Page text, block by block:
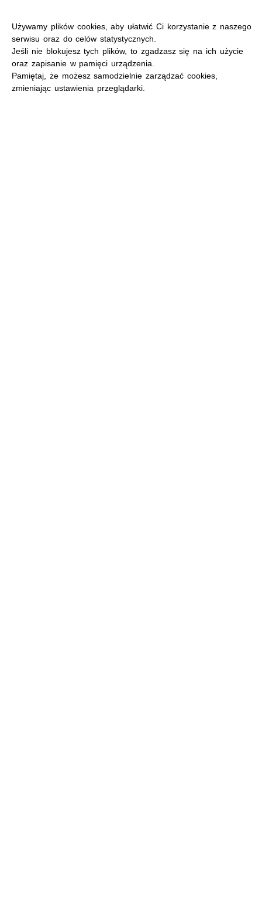
Używamy plików cookies, aby ułatwić Ci korzystanie z naszego
serwisu oraz do celów statystycznych.
Jeśli nie blokujesz tych plików, to zgadzasz się na ich użycie
oraz zapisanie w pamięci urządzenia.
Pamiętaj, że możesz samodzielnie zarządzać cookies,
zmieniając ustawienia przeglądarki.
MENU